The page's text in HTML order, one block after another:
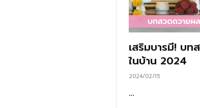
เสริมบารมี! บท
ในบ้าน 2024
2024/02/15
…